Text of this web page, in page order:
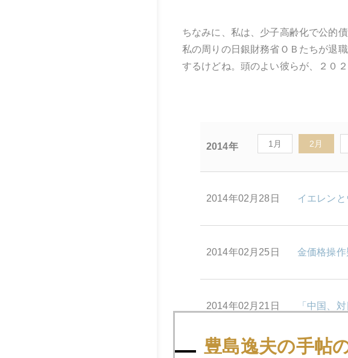
ちなみに、私は、少子高齢化で公的
私の周りの日銀財務省ＯＢたちが退
するけどね。頭のよい彼らが、２０
2014年 1月 2月
2014年02月28日 イエレン
2014年02月25日 金価格操作
2014年02月21日 「中国、
豊島逸夫の手帖